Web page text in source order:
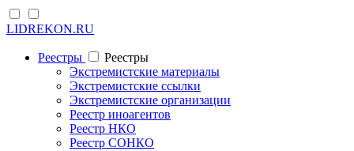
LIDREKON.RU
Реестры
Реестры
Экстремистские материалы
Экстремистские ссылки
Экстремистские организации
Реестр иноагентов
Реестр НКО
Реестр СОНКО